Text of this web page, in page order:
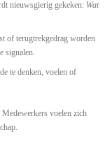
nieuwsgierig gekeken: Wat
of terugtrekgedrag worden
signalen.
te denken, voelen of
voelen zich